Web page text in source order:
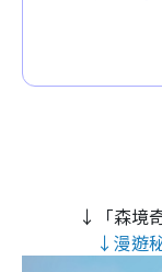
↓「森境
↓漫遊